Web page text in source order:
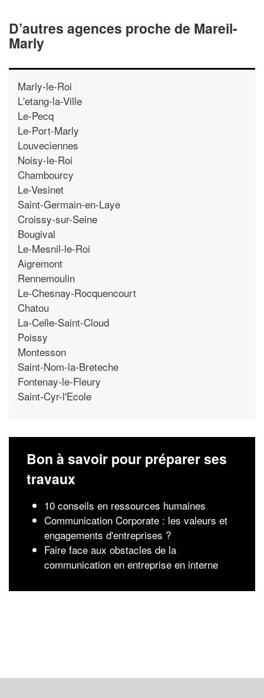
D’autres agences proche de Mareil-
Marly
Marly-le-Roi
L'etang-la-Ville
Le-Pecq
Le-Port-Marly
Louveciennes
Noisy-le-Roi
Chambourcy
Le-Vesinet
Saint-Germain-en-Laye
Croissy-sur-Seine
Bougival
Le-Mesnil-le-Roi
Aigremont
Rennemoulin
Le-Chesnay-Rocquencourt
Chatou
La-Celle-Saint-Cloud
Poissy
Montesson
Saint-Nom-la-Breteche
Fontenay-le-Fleury
Saint-Cyr-l'Ecole
Bon à savoir pour préparer ses
travaux
10 conseils en ressources humaines
Communication Corporate : les valeurs et
engagements d'entreprises ?
Faire face aux obstacles de la
communication en entreprise en interne